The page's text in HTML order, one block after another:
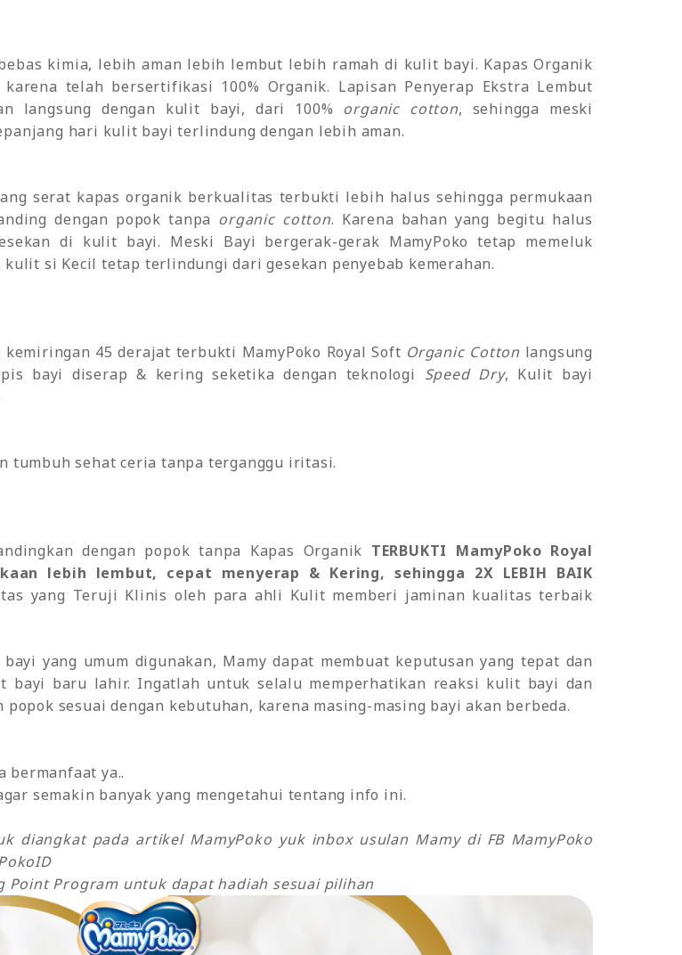
kimia, lebih aman lebih lembut lebih ramah di kulit bayi. Kapas Organik
telah bersertifikasi 100% Organik. Lapisan Penyerap Ekstra Lembut
langsung dengan kulit bayi, dari 100% organic cotton, sehingga meski
hari kulit bayi terlindung dengan lebih aman.
serat kapas organik berkualitas terbukti lebih halus sehingga permukaan
dengan popok tanpa organic cotton. Karena bahan yang begitu halus
di kulit bayi. Meski Bayi bergerak-gerak MamyPoko tetap memeluk
si Kecil tetap terlindungi dari gesekan penyebab kemerahan.
45 derajat terbukti MamyPoko Royal Soft Organic Cotton langsung
bayi diserap & kering seketika dengan teknologi Speed Dry, Kulit bayi
tumbuh sehat ceria tanpa terganggu iritasi.
dengan popok tanpa Kapas Organik TERBUKTI MamyPoko Royal
lebih lembut, cepat menyerap & Kering, sehingga 2X LEBIH BAIK
yang Teruji Klinis oleh para ahli Kulit memberi jaminan kualitas terbaik
yang umum digunakan, Mamy dapat membuat keputusan yang tepat dan
bayi baru lahir. Ingatlah untuk selalu memperhatikan reaksi kulit bayi dan
sesuai dengan kebutuhan, karena masing-masing bayi akan berbeda.
bermanfaat ya..
semakin banyak yang mengetahui tentang info ini.
diangkat pada artikel MamyPoko yuk inbox usulan Mamy di FB MamyPoko
Point Program untuk dapat hadiah sesuai pilihan